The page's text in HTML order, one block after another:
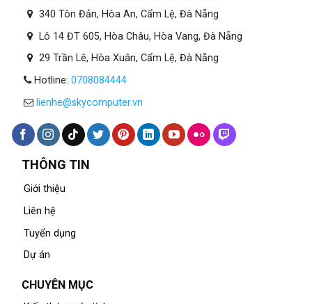
340 Tôn Đản, Hòa An, Cẩm Lệ, Đà Nẵng
Lô 14 ĐT 605, Hòa Châu, Hòa Vang, Đà Nẵng
29 Trần Lê, Hòa Xuân, Cẩm Lệ, Đà Nẵng
Hotline: 0708084444
lienhe@skycomputer.vn
THÔNG TIN
Giới thiệu
Liên hệ
Tuyển dụng
Dự án
CHUYÊN MỤC